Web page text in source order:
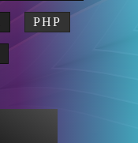
PHP